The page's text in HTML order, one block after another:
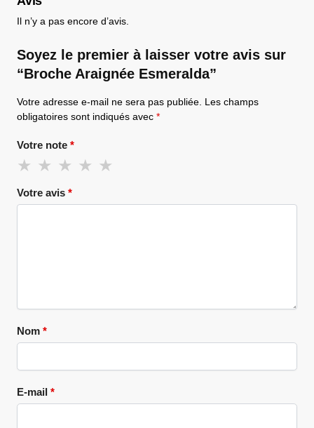
Il n’y a pas encore d’avis.
Soyez le premier à laisser votre avis sur
“Broche Araignée Esmeralda”
Votre adresse e-mail ne sera pas publiée. Les champs
obligatoires sont indiqués avec *
Votre note *
Votre avis *
Nom *
E-mail *